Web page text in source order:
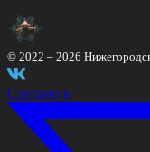
© 2022 – 2026
Сделано в